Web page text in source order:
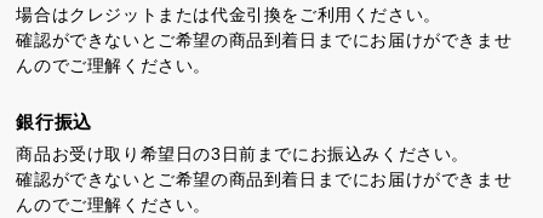
場合はクレジットまたは代金引換をご利用ください。
確認ができないとご希望の商品到着日までにお届けができませ
んのでご理解ください。
銀行振込
商品お受け取り希望日の3日前までにお振込みください。
確認ができないとご希望の商品到着日までにお届けができませ
んのでご理解ください。